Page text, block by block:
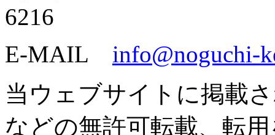
6216
E-MAIL info@noguchi-
当ウェブサイトに掲載
などの無許可転載、転